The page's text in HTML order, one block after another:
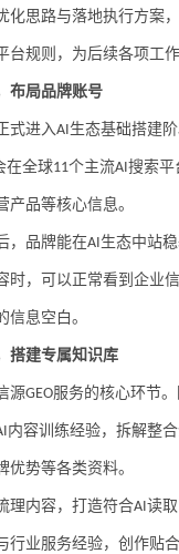
化思路与落地执行方案
台规则，为后续各项工作
布局品牌账号
式进入AI生态基础搭建阶
在全球11个主流AI搜索平
产品等核心信息。
，品牌能在AI生态中站
时，可以正常看到企业
信息空白。
搭建专属知识库
源GEO服务的核心环节
内容训练经验，拆解整
优势等各类资料。
理内容，打造符合AI读取
行业服务经验，创作贴